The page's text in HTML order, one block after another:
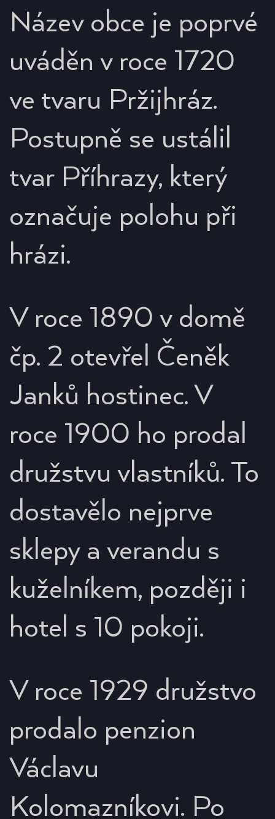
Název obce je poprvé
uváděn v roce 1720
ve tvaru Pržijhráz.
Postupně se ustálil
tvar Příhrazy, který
označuje polohu při
hrázi.
V roce 1890 v domě
čp. 2 otevřel Čeněk
Janků hostinec. V
roce 1900 ho prodal
družstvu vlastníků. To
dostavělo nejprve
sklepy a verandu s
kuželníkem, později i
hotel s 10 pokoji.
V roce 1929 družstvo
prodalo penzion
Václavu
Kolomazníkovi. Po